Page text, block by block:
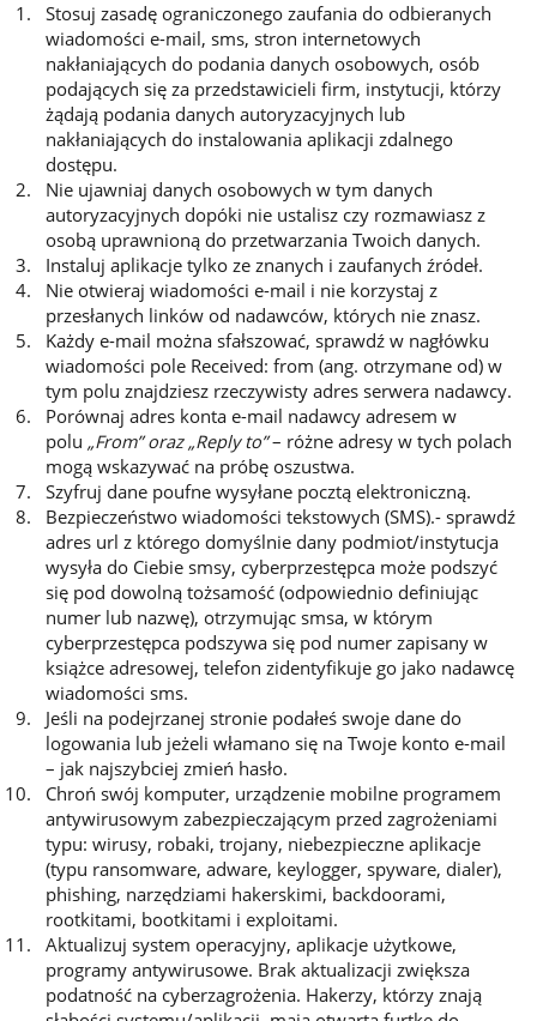
Stosuj zasadę ograniczonego zaufania do odbieranych
wiadomości e-mail, sms, stron internetowych
nakłaniających do podania danych osobowych, osób
podających się za przedstawicieli firm, instytucji, którzy
żądają podania danych autoryzacyjnych lub
nakłaniających do instalowania aplikacji zdalnego
dostępu.
Nie ujawniaj danych osobowych w tym danych
autoryzacyjnych dopóki nie ustalisz czy rozmawiasz z
osobą uprawnioną do przetwarzania Twoich danych.
Instaluj aplikacje tylko ze znanych i zaufanych źródeł.
Nie otwieraj wiadomości e-mail i nie korzystaj z
przesłanych linków od nadawców, których nie znasz.
Każdy e-mail można sfałszować, sprawdź w nagłówku
wiadomości pole Received: from (ang. otrzymane od) w
tym polu znajdziesz rzeczywisty adres serwera nadawcy.
Porównaj adres konta e-mail nadawcy adresem w
polu „From” oraz „Reply to”– różne adresy w tych polach
mogą wskazywać na próbę oszustwa.
Szyfruj dane poufne wysyłane pocztą elektroniczną.
Bezpieczeństwo wiadomości tekstowych (SMS).- sprawdź
adres url z którego domyślnie dany podmiot/instytucja
wysyła do Ciebie smsy, cyberprzestępca może podszyć
się pod dowolną tożsamość (odpowiednio definiując
numer lub nazwę), otrzymując smsa, w którym
cyberprzestępca podszywa się pod numer zapisany w
książce adresowej, telefon zidentyfikuje go jako nadawcę
wiadomości sms.
Jeśli na podejrzanej stronie podałeś swoje dane do
logowania lub jeżeli włamano się na Twoje konto e-mail
– jak najszybciej zmień hasło.
Chroń swój komputer, urządzenie mobilne programem
antywirusowym zabezpieczającym przed zagrożeniami
typu: wirusy, robaki, trojany, niebezpieczne aplikacje
(typu ransomware, adware, keylogger, spyware, dialer),
phishing, narzędziami hakerskimi, backdoorami,
rootkitami, bootkitami i exploitami.
Aktualizuj system operacyjny, aplikacje użytkowe,
programy antywirusowe. Brak aktualizacji zwiększa
podatność na cyberzagrożenia. Hakerzy, którzy znają